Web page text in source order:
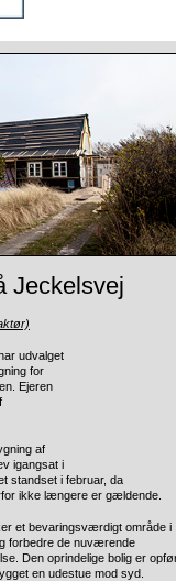
Jeckelsvej
udvalget
for
Ejeren
af
igangsat i
standset i februar, da
ikke længere er gældende.
et bevaringsværdigt område i
forbedre de nuværende
Den oprindelige bolig er
en udestue mod syd.